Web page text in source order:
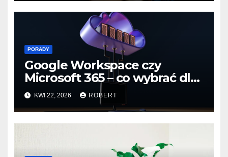
PORADY
Google Workspace czy
Microsoft 365 – co wybrać dla
małej firmy
KWI 22, 2026 ROBERT